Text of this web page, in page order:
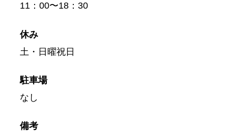
11：00〜18：30
休み
土・日曜祝日
駐車場
なし
備考